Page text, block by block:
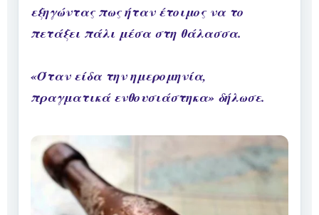
εξηγώντας πως ήταν έτοιμος να το
πετάξει πάλι μέσα στη θάλασσα.
«Όταν είδα την ημερομηνία,
πραγματικά ενθουσιάστηκα» δήλωσε.